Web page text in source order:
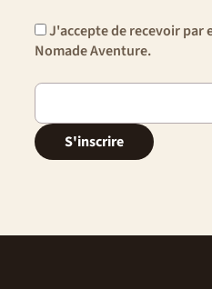
J'accepte de recevoir par
Nomade Aventure.
S'inscrire